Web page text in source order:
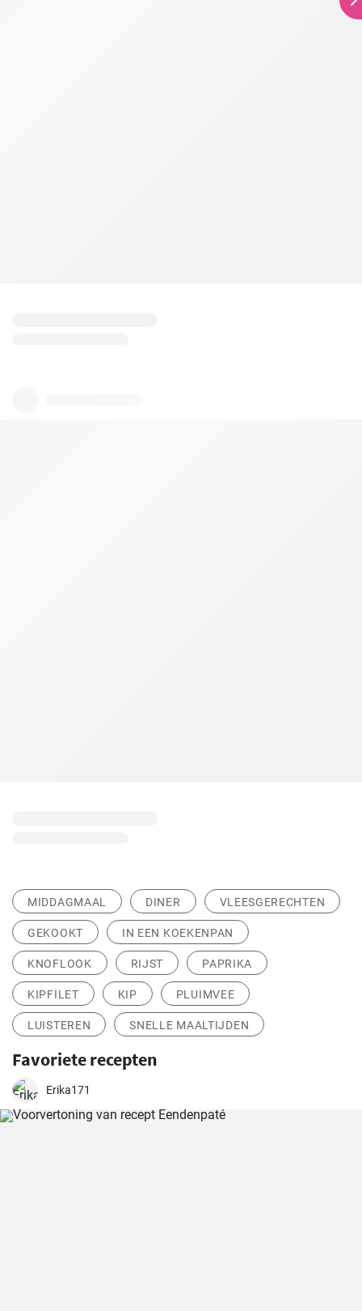
MIDDAGMAAL DINER VLEESGERECHTEN
GEKOOKT IN EEN KOEKENPAN
KNOFLOOK RIJST PAPRIKA
KIPFILET KIP PLUIMVEE
LUISTEREN SNELLE MAALTIJDEN
Favoriete recepten
Erika171